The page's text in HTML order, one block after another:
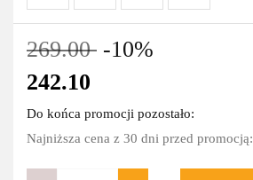
269.00 -10%
242.10
Do końca promocji pozostało:
Najniższa cena z 30 dni przed promocją: